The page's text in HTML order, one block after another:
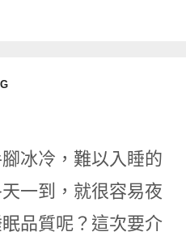
冰冷，難以入睡的
一到，就很容易夜
品質呢？這次要介